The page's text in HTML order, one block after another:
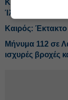
Κακοκαιρία:
Ίλιον, χιόνι
Καιρός: Έκτακτο
Μήνυμα 112 σε
ισχυρές βροχές